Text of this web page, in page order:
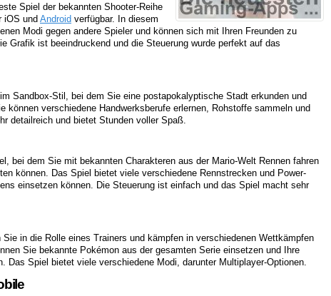
Spiel der bekannten Shooter-Reihe
iOS und Android verfügbar. In diesem
Modi gegen andere Spieler und können sich mit Ihren Freunden zu
Grafik ist beeindruckend und die Steuerung wurde perfekt auf das
Sandbox-Stil, bei dem Sie eine postapokalyptische Stadt erkunden und
können verschiedene Handwerksberufe erlernen, Rohstoffe sammeln und
detailreich und bietet Stunden voller Spaß.
bei dem Sie mit bekannten Charakteren aus der Mario-Welt Rennen fahren
können. Das Spiel bietet viele verschiedene Rennstrecken und Power-
einsetzen können. Die Steuerung ist einfach und das Spiel macht sehr
Sie in die Rolle eines Trainers und kämpfen in verschiedenen Wettkämpfen
Sie bekannte Pokémon aus der gesamten Serie einsetzen und Ihre
Das Spiel bietet viele verschiedene Modi, darunter Multiplayer-Optionen.